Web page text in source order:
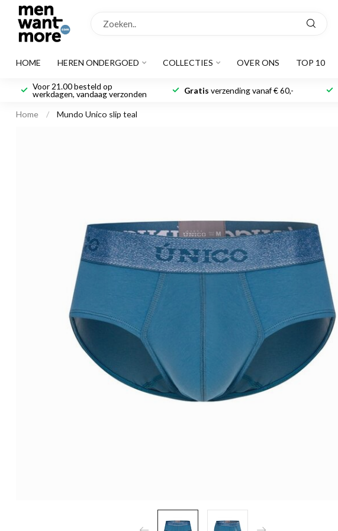
HOME HEREN ONDERGOED COLLECTIES OVER ONS TOP 10
Voor 21.00 besteld op
werkdagen, vandaag verzonden Gratis verzending vanaf € 60,-
Home / Mundo Unico slip teal